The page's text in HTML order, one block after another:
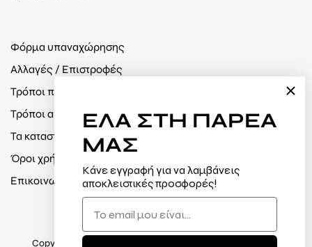
Φόρμα υπαναχώρησης
Αλλαγές / Επιστροφές
Τρόποι πληρωμής
Τρόποι αποστολής
Τα καταστήματά μας
Όροι χρήσης / Πολιτική απορρήτου
Επικοινωνία
Copyright 2025 © Jabik Κατασκευή eshop /
ΕΛΑ ΣΤΗ ΠΑΡΕΑ
ΜΑΣ
Κάνε εγγραφή για να λαμβάνεις
αποκλειστικές προσφορές!